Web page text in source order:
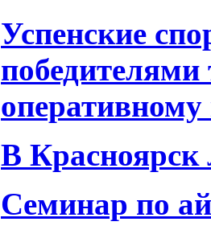
Успенские
оперативному
В Красноярск
Cеминар по